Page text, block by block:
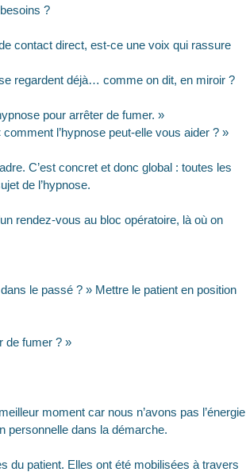
?
contact direct, est-ce une voix qui rassure
regardent déjà… comme on dit, en miroir ?
pour arrêter de fumer. »
l’hypnose peut-elle vous aider ? »
C’est concret et donc global : toutes les
de l’hypnose.
rendez-vous au bloc opératoire, là où on
le passé ? » Mettre le patient en position
de fumer ? »
moment car nous n’avons pas l’énergie
personnelle dans la démarche.
du patient. Elles ont été mobilisées à travers